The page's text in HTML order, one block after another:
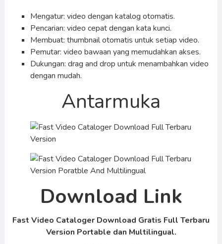
Mengatur: video dengan katalog otomatis.
Pencarian: video cepat dengan kata kunci.
Membuat: thumbnail otomatis untuk setiap video.
Pemutar: video bawaan yang memudahkan akses.
Dukungan: drag and drop untuk menambahkan video
dengan mudah.
Antarmuka
Download Link
Fast Video Cataloger Download Gratis Full Terbaru
Version Portable dan Multilingual.